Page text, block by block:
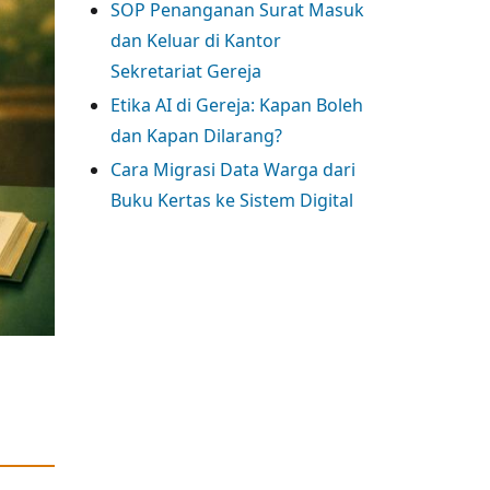
SOP Penanganan Surat Masuk
dan Keluar di Kantor
Sekretariat Gereja
Etika AI di Gereja: Kapan Boleh
dan Kapan Dilarang?
Cara Migrasi Data Warga dari
Buku Kertas ke Sistem Digital